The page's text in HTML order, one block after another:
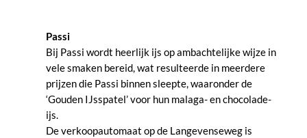
Passi
Bij Passi wordt heerlijk ijs op ambachtelijke wijze in
vele smaken bereid, wat resulteerde in meerdere
prijzen die Passi binnen sleepte, waaronder de
‘Gouden IJsspatel’ voor hun malaga- en chocolade-
ijs.
De verkoopautomaat op de Langevenseweg is